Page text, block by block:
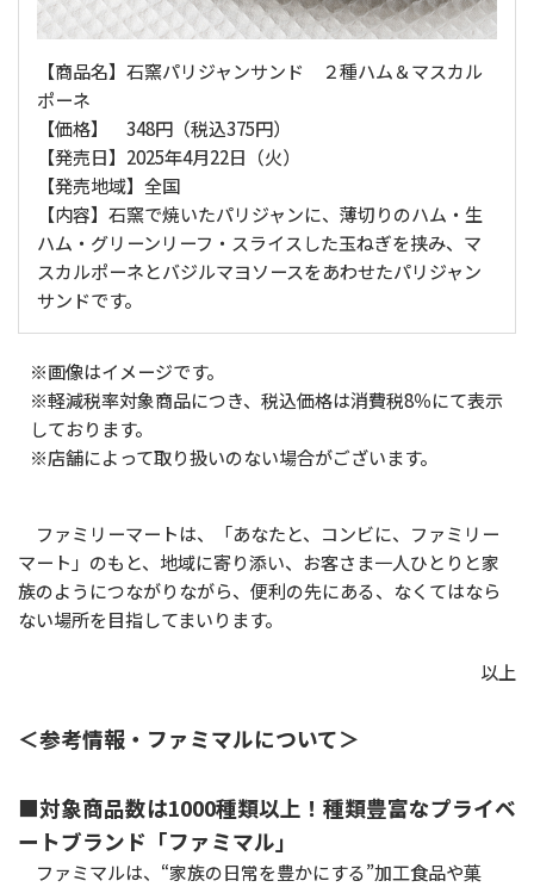
【商品名】石窯パリジャンサンド ２種ハム＆マスカル
ポーネ
【価格】 348円（税込375円）
【発売日】2025年4月22日（火）
【発売地域】全国
【内容】石窯で焼いたパリジャンに、薄切りのハム・生
ハム・グリーンリーフ・スライスした玉ねぎを挟み、マ
スカルポーネとバジルマヨソースをあわせたパリジャン
サンドです。
※画像はイメージです。
※軽減税率対象商品につき、税込価格は消費税8％にて表示
しております。
※店舗によって取り扱いのない場合がございます。
ファミリーマートは、「あなたと、コンビに、ファミリー
マート」のもと、地域に寄り添い、お客さま一人ひとりと家
族のようにつながりながら、便利の先にある、なくてはなら
ない場所を目指してまいります。
以上
＜参考情報・ファミマルについて＞
■対象商品数は1000種類以上！種類豊富なプライベ
ートブランド「ファミマル」
ファミマルは、“家族の日常を豊かにする”加工食品や菓